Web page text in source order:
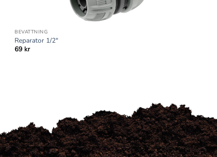
BEVATTNING
Reparator 1/2″
69 kr